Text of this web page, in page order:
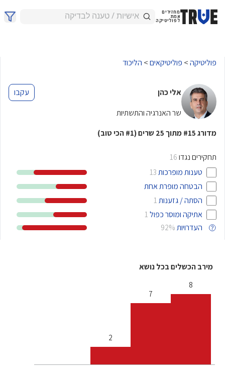
מחזירים
אמת
לפוליטיקה
פוליטיקה> פוליטיקאים> הליכוד
אלי כהן
עקבו
שר האנרגיה והתשתיות
מדורג #15 מתוך 25 שרים(
#1 הכי טוב)
תחקירים נגדו 16
טענות מופרכות 13
הבטחה מופרת אחת
הסתה / גזענות 1
אתיקה ומוסר כפול 1
העדרויות 92%
מירב הכשלים בכל נושא
8
7
2